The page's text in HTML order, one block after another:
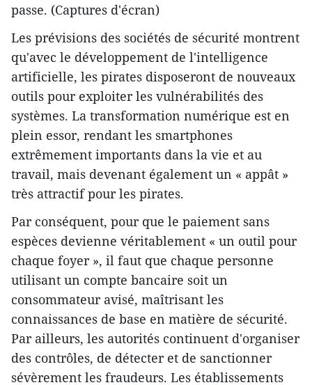
passe. (Captures d'écran)
Les prévisions des sociétés de sécurité montrent
qu'avec le développement de l'intelligence
artificielle, les pirates disposeront de nouveaux
outils pour exploiter les vulnérabilités des
systèmes. La transformation numérique est en
plein essor, rendant les smartphones
extrêmement importants dans la vie et au
travail, mais devenant également un « appât »
très attractif pour les pirates.
Par conséquent, pour que le paiement sans
espèces devienne véritablement « un outil pour
chaque foyer », il faut que chaque personne
utilisant un compte bancaire soit un
consommateur avisé, maîtrisant les
connaissances de base en matière de sécurité.
Par ailleurs, les autorités continuent d'organiser
des contrôles, de détecter et de sanctionner
sévèrement les fraudeurs. Les établissements